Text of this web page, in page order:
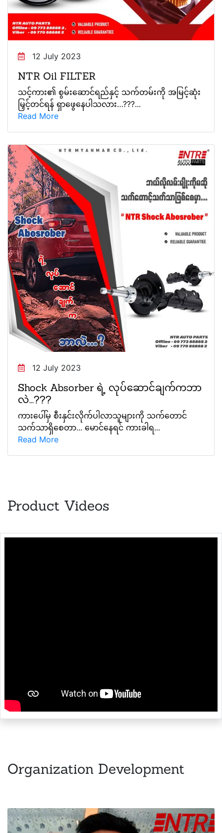
12 July 2023
NTR Oil FILTER
သင့်ကား၏ စွမ်းဆောင်ရည်နှင့် သက်တမ်းကို အမြင့်ဆုံး
မြှင့်တင်ရန် ရှာဖွေနေပါသလား…???...
Read More
12 July 2023
Shock Absorber ရဲ့ လုပ်‌ဆောင်ချက်ကဘာ
လဲ...???
ကားပေါ်မှ စီးနှင်းလိုက်ပါလာသူများကို သက်တောင်
သက်သာရှိစေတာ... မောင်နေရင် ကားခါရ...
Read More
Product Videos
Organization Development